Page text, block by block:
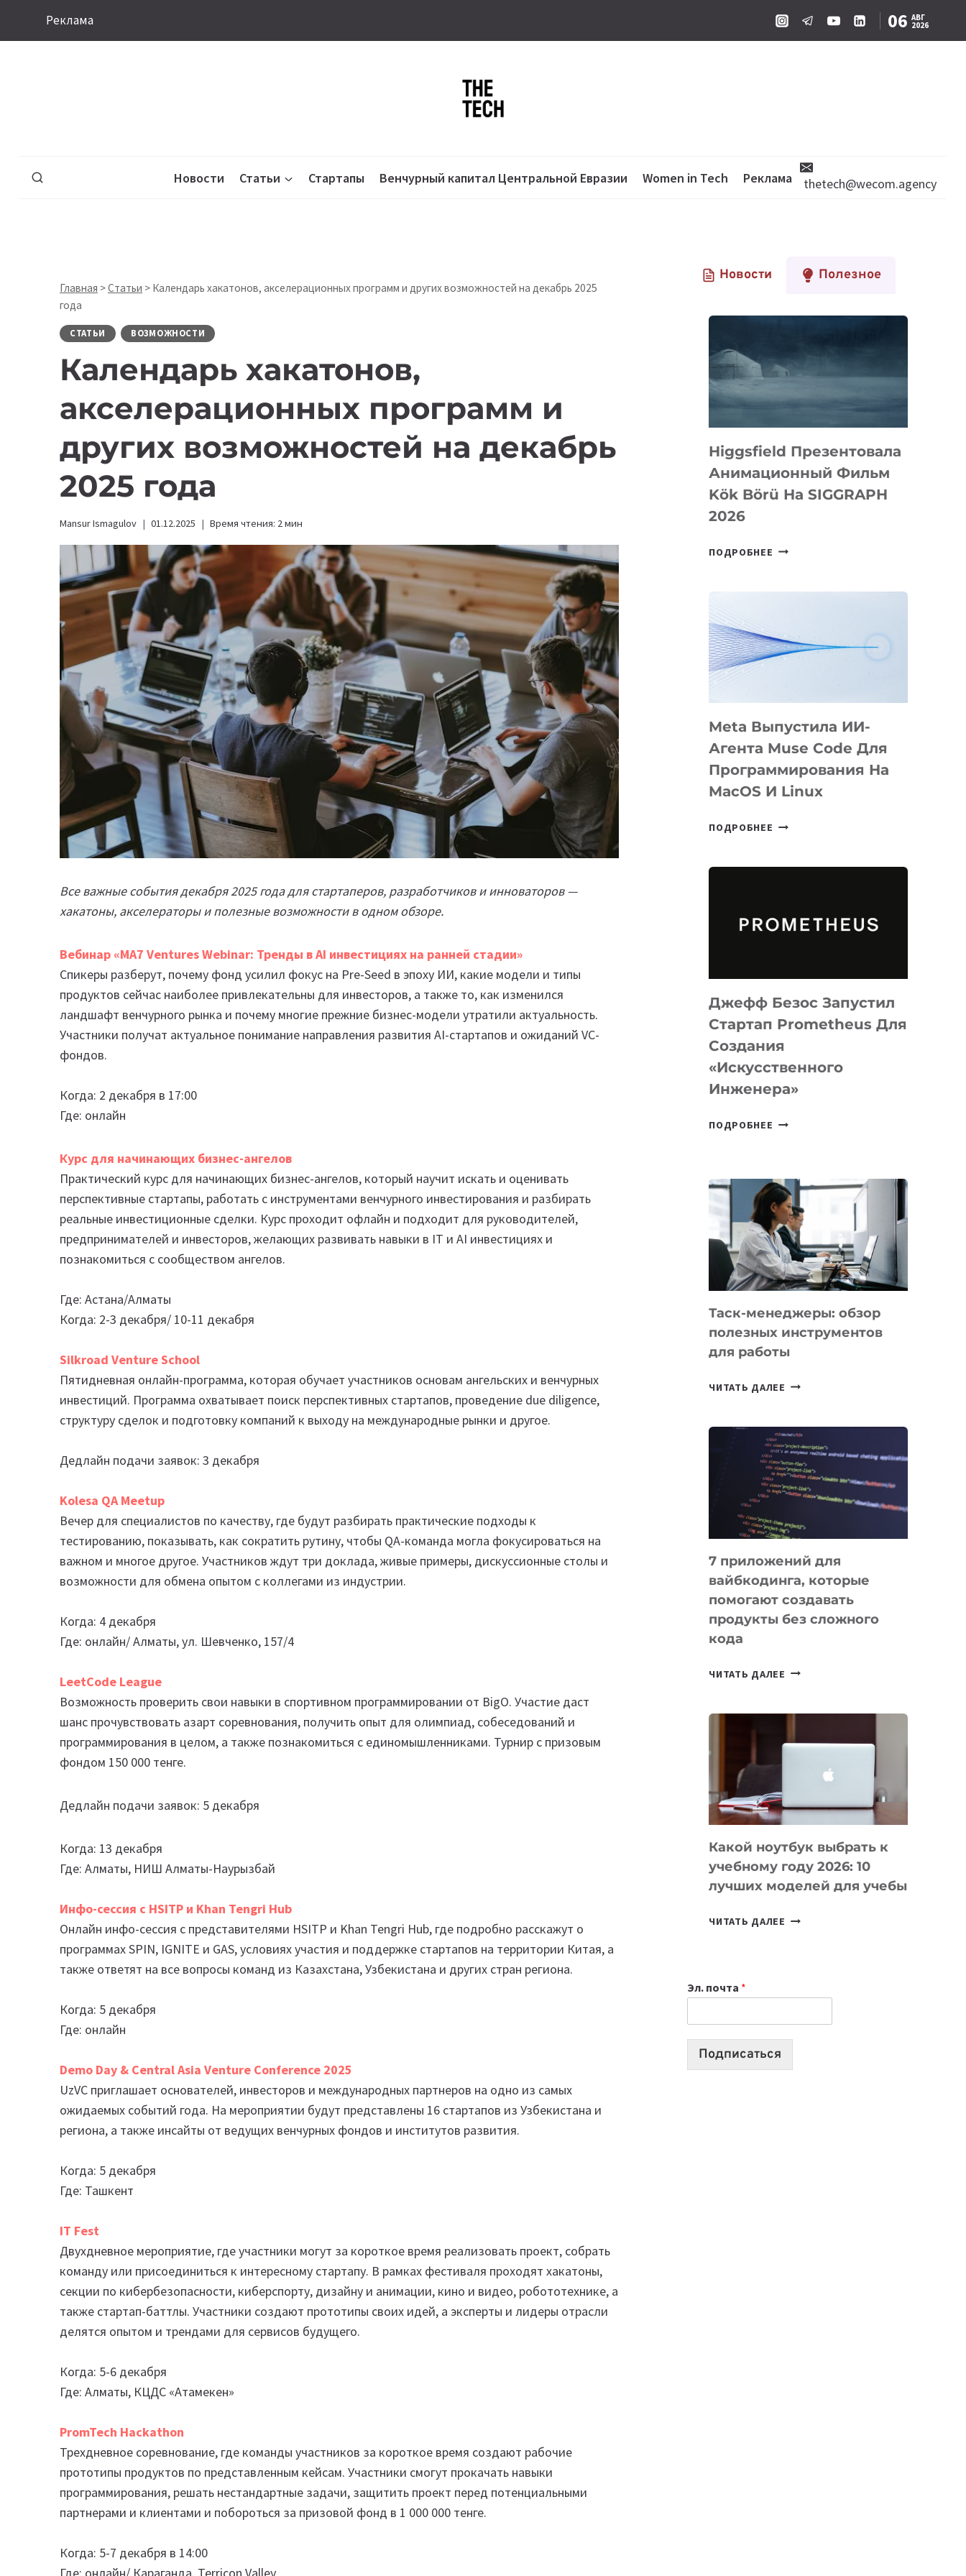
Реклама 06 АВГ
2026
Новости Статьи Стартапы Венчурный капитал Центральной Евразии Women in Tech Реклама thetech@wecom.agency
Главная >Статьи > Календарь хакатонов, акселерационных программ и других возможностей на декабрь 2025
года
СТАТЬИ ВОЗМОЖНОСТИ
Календарь хакатонов,
акселерационных программ и
других возможностей на декабрь
2025 года
Mansur Ismagulov 01.12.2025 Время чтения: 2мин
Все важные события декабря 2025 года для стартаперов, разработчиков и инноваторов —
хакатоны, акселераторы и полезные возможности в одном обзоре.
Вебинар «MA7 Ventures Webinar: Тренды в AI инвестициях на ранней стадии»
Спикеры разберут, почему фонд усилил фокус на Pre-Seed в эпоху ИИ, какие модели и типы
продуктов сейчас наиболее привлекательны для инвесторов, а также то, как изменился
ландшафт венчурного рынка и почему многие прежние бизнес-модели утратили актуальность.
Участники получат актуальное понимание направления развития AI-стартапов и ожиданий VC-
фондов.
Когда: 2 декабря в 17:00
Где: онлайн
Курс для начинающих бизнес-ангелов
Практический курс для начинающих бизнес-ангелов, который научит искать и оценивать
перспективные стартапы, работать с инструментами венчурного инвестирования и разбирать
реальные инвестиционные сделки. Курс проходит офлайн и подходит для руководителей,
предпринимателей и инвесторов, желающих развивать навыки в IT и AI инвестициях и
познакомиться с сообществом ангелов.
Где: Астана/Алматы
Когда: 2-3 декабря/ 10-11 декабря
Silkroad Venture School
Пятидневная онлайн-программа, которая обучает участников основам ангельских и венчурных
инвестиций. Программа охватывает поиск перспективных стартапов, проведение due diligence,
структуру сделок и подготовку компаний к выходу на международные рынки и другое.
Дедлайн подачи заявок: 3 декабря
Kolesa QA Meetup
Вечер для специалистов по качеству, где будут разбирать практические подходы к
тестированию, показывать, как сократить рутину, чтобы QA-команда могла фокусироваться на
важном и многое другое. Участников ждут три доклада, живые примеры, дискуссионные столы и
возможности для обмена опытом с коллегами из индустрии.
Когда: 4 декабря
Где: онлайн/ Алматы, ул. Шевченко, 157/4
LeetCode League
Возможность проверить свои навыки в спортивном программировании от BigO. Участие даст
шанс прочувствовать азарт соревнования, получить опыт для олимпиад, собеседований и
программирования в целом, а также познакомиться с единомышленниками. Турнир с призовым
фондом 150 000 тенге.
Дедлайн подачи заявок: 5 декабря
Когда: 13 декабря
Где: Алматы, НИШ Алматы-Наурызбай
Инфо-сессия с HSITP и Khan Tengri Hub
Онлайн инфо-сессия с представителями HSITP и Khan Tengri Hub, где подробно расскажут о
программах SPIN, IGNITE и GAS, условиях участия и поддержке стартапов на территории Китая, а
также ответят на все вопросы команд из Казахстана, Узбекистана и других стран региона.
Когда: 5 декабря
Где: онлайн
Demo Day & Central Asia Venture Conference 2025
UzVC приглашает основателей, инвесторов и международных партнеров на одно из самых
ожидаемых событий года. На мероприятии будут представлены 16 стартапов из Узбекистана и
региона, а также инсайты от ведущих венчурных фондов и институтов развития.
Когда: 5 декабря
Где: Ташкент
IT Fest
Двухдневное мероприятие, где участники могут за короткое время реализовать проект, собрать
команду или присоединиться к интересному стартапу. В рамках фестиваля проходят хакатоны,
секции по кибербезопасности, киберспорту, дизайну и анимации, кино и видео, робототехнике, а
также стартап-баттлы. Участники создают прототипы своих идей, а эксперты и лидеры отрасли
делятся опытом и трендами для сервисов будущего.
Когда: 5-6 декабря
Где: Алматы, КЦДС «Атамекен»
PromTech Hackathon
Трехдневное соревнование, где команды участников за короткое время создают рабочие
прототипы продуктов по представленным кейсам. Участники смогут прокачать навыки
программирования, решать нестандартные задачи, защитить проект перед потенциальными
партнерами и клиентами и побороться за призовой фонд в 1 000 000 тенге.
Когда: 5-7 декабря в 14:00
Новости Полезное
Higgsfield Презентовала
Анимационный Фильм
Kök Börü На SIGGRAPH
2026
ПОДРОБНЕЕ HIGGSFIELD
BÖRÜ
НА
Meta Выпустила ИИ-
Агента Muse Code Для
Программирования На
MacOS И Linux
ПОДРОБНЕЕ META
ДЛЯ
И
LINUX
Джефф Безос Запустил
Стартап Prometheus Для
Создания
«искусственного
Инженера»
ПОДРОБНЕЕ ДЖЕФФ
PROMETHEUS
ДЛЯ
СОЗДАНИЯ
«ИСКУССТВЕННОГО
ИНЖЕНЕРА»
Таск-менеджеры: обзор
полезных инструментов
для работы
ЧИТАТЬ ДАЛЕЕ ТАСК-
ПОЛЕЗНЫХ
ИНСТРУМЕНТОВ
ДЛЯ
РАБОТЫ
7 приложений для
вайбкодинга, которые
помогают создавать
продукты без сложного
кода
ЧИТАТЬ ДАЛЕЕ
КОТОРЫЕ
СОЗДАВАТЬ
БЕЗ
КОДА
Какой ноутбук выбрать к
учебному году 2026: 10
лучших моделей для учебы
ЧИТАТЬ ДАЛЕЕ КАКОЙ
2026:
10
Эл. почта *
Подписаться